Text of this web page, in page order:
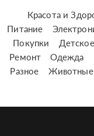
Красота и
Питание
Покупки
Детское
Ремонт
Одежда
Разное
Животные